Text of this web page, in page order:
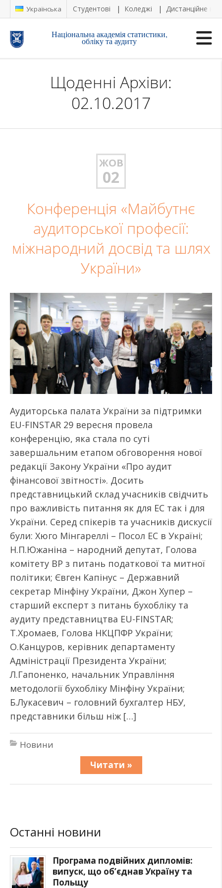
Українська Студентові Коледжі Дистанційне
Національна академія статистики,
обліку та аудиту
Щоденні Архіви:
02.10.2017
ЖОВ
02
Конференція «Майбутнє
аудиторської професії:
міжнародний досвід та шлях
України»
Аудиторська палата України за підтримки
EU-FINSTAR 29 вересня провела
конференцію, яка стала по суті
завершальним етапом обговорення нової
редакції Закону України «Про аудит
фінансової звітності». Досить
представницький склад учасників свідчить
про важливість питання як для ЕС так і для
України. Серед спікерів та учасників дискусії
були: Хюго Мінгареллі – Посол ЕС в Україні;
Н.П.Южаніна – народний депутат, Голова
комітету ВР з питань податкової та митної
політики; Євген Капінус – Державний
секретар Мінфіну України, Джон Хупер –
старший експерт з питань бухобліку та
аудиту представництва EU-FINSTAR;
Т.Хромаев, Голова НКЦПФР України;
О.Канцуров, керівник департаменту
Адміністрації Президента України;
Л.Гапоненко, начальник Управління
методології бухобліку Мінфіну України;
Б.Лукасевич – головний бухгалтер НБУ,
представники більш ніж […]
Новини
Читати »
Останні новини
Програма подвійних дипломів:
випуск, що об’єднав Україну та
Польщу